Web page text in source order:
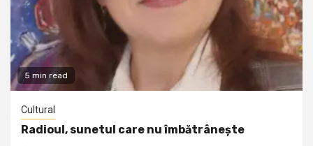
5 min read
Cultural
Radioul, sunetul care nu îmbătrânește